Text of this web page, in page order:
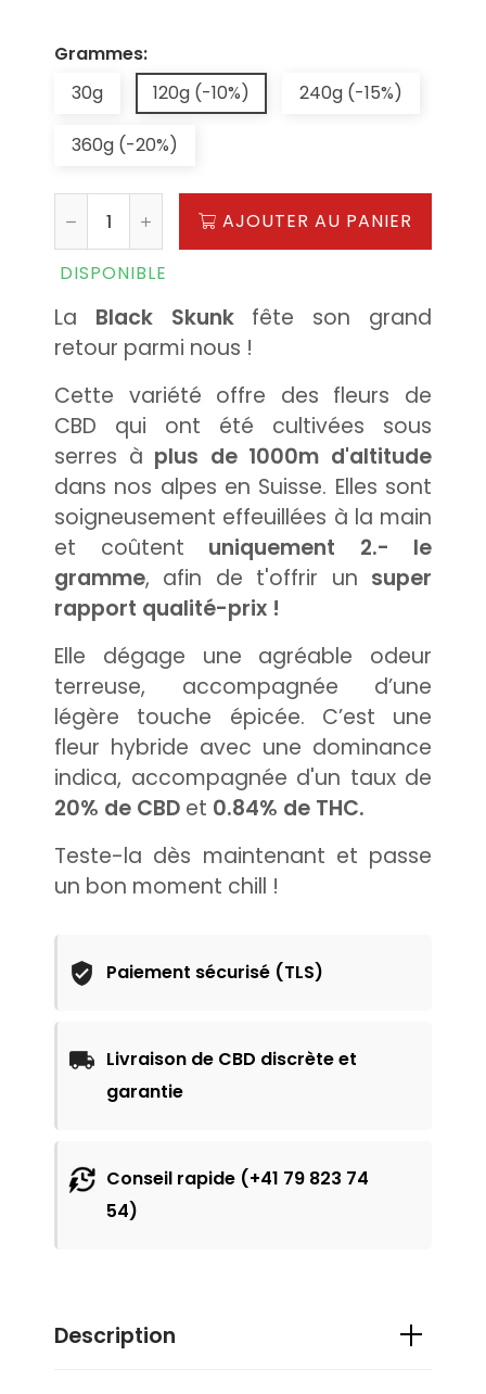
Grammes:
30g
120g (-10%) 240g (-15%)
360g (-20%)
AJOUTER AU PANIER
DISPONIBLE
La Black Skunk fête son grand
retour parmi nous !
Cette variété offre des fleurs de
CBD qui ont été cultivées sous
serres à plus de 1000m d'altitude
dans nos alpes en Suisse. Elles sont
soigneusement effeuillées à la main
et coûtent uniquement 2.- le
gramme, afin de t'offrir un super
rapport qualité-prix !
Elle dégage une agréable odeur
terreuse, accompagnée d’une
légère touche épicée. C’est une
fleur hybride avec une dominance
indica, accompagnée d'un taux de
20% de CBD et 0.84% de THC.
Teste-la dès maintenant et passe
un bon moment chill !
Paiement sécurisé (TLS)
Livraison de CBD discrète et
garantie
Conseil rapide (+41 79 823 74
54)
Description